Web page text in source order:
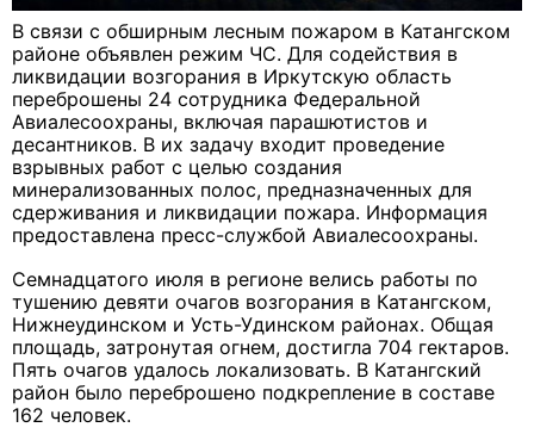
В связи с обширным лесным пожаром в Катангском
районе объявлен режим ЧС. Для содействия в
ликвидации возгорания в Иркутскую область
переброшены 24 сотрудника Федеральной
Авиалесоохраны, включая парашютистов и
десантников. В их задачу входит проведение
взрывных работ с целью создания
минерализованных полос, предназначенных для
сдерживания и ликвидации пожара. Информация
предоставлена пресс-службой Авиалесоохраны.
Семнадцатого июля в регионе велись работы по
тушению девяти очагов возгорания в Катангском,
Нижнеудинском и Усть-Удинском районах. Общая
площадь, затронутая огнем, достигла 704 гектаров.
Пять очагов удалось локализовать. В Катангский
район было переброшено подкрепление в составе
162 человек.